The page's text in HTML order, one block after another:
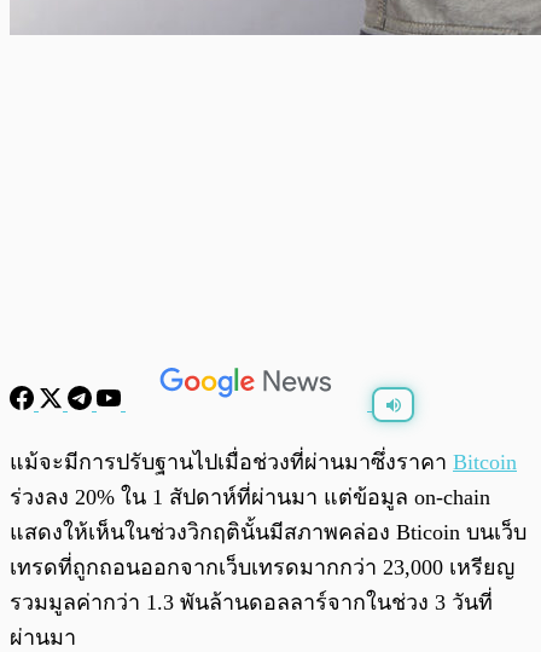
พร้อมเล่น
แม้จะมีการปรับฐานไปเมื่อช่วงที่ผ่านมาซึ่งราคา Bitcoin
ร่วงลง 20% ใน 1 สัปดาห์ที่ผ่านมา แต่ข้อมูล on-chain
แสดงให้เห็นในช่วงวิกฤตินั้นมีสภาพคล่อง Bticoin บนเว็บ
เทรดที่ถูกถอนออกจากเว็บเทรดมากกว่า 23,000 เหรียญ
รวมมูลค่ากว่า 1.3 พันล้านดอลลาร์จากในช่วง 3 วันที่
ผ่านมา